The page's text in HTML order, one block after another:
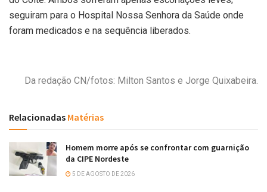
seguiram para o Hospital Nossa Senhora da Saúde onde
foram medicados e na sequência liberados.
Da redação CN/fotos: Milton Santos e Jorge Quixabeira.
Relacionadas Matérias
Homem morre após se confrontar com guarnição
da CIPE Nordeste
5 DE AGOSTO DE 2026